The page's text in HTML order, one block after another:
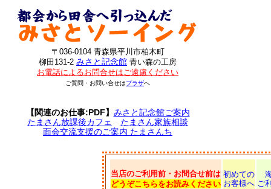
〒036-0104 青森県平川市柏木町
柳田131-2 みさと記念館 青い森の工房
お電話によるお問合せはご遠慮ください
ご質問・お問い合せはプラザへ
【関連のお仕事:PDF】 みさと記念館ご案内
たまさん放課後カフェ
たまさん家族相談
面会交流支援のご案内 たまさんち
当店のご利用前・お問合せ前は
どうぞこちらをお読みください
初めての
お客様へ ご